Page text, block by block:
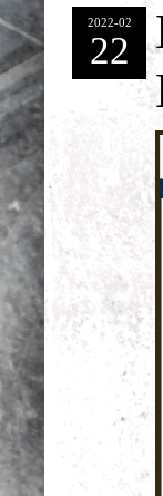
2022-02
22